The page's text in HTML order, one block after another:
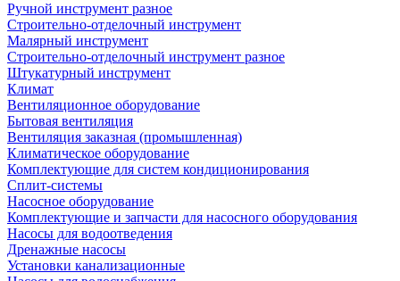
Ручной инструмент разное
Строительно-отделочный инструмент
Малярный инструмент
Строительно-отделочный инструмент разное
Штукатурный инструмент
Климат
Вентиляционное оборудование
Бытовая вентиляция
Вентиляция заказная (промышленная)
Климатическое оборудование
Комплектующие для систем кондиционирования
Сплит-системы
Насосное оборудование
Комплектующие и запчасти для насосного оборудования
Насосы для водоотведения
Дренажные насосы
Установки канализационные